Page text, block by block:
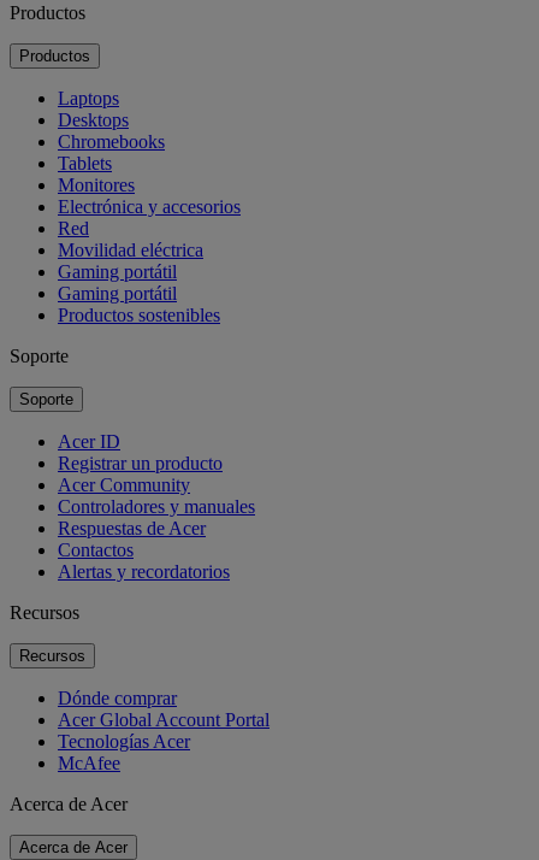
Productos
Productos
Laptops
Desktops
Chromebooks
Tablets
Monitores
Electrónica y accesorios
Red
Movilidad eléctrica
Gaming portátil
Gaming portátil
Productos sostenibles
Soporte
Soporte
Acer ID
Registrar un producto
Acer Community
Controladores y manuales
Respuestas de Acer
Contactos
Alertas y recordatorios
Recursos
Recursos
Dónde comprar
Acer Global Account Portal
Tecnologías Acer
McAfee
Acerca de Acer
Acerca de Acer